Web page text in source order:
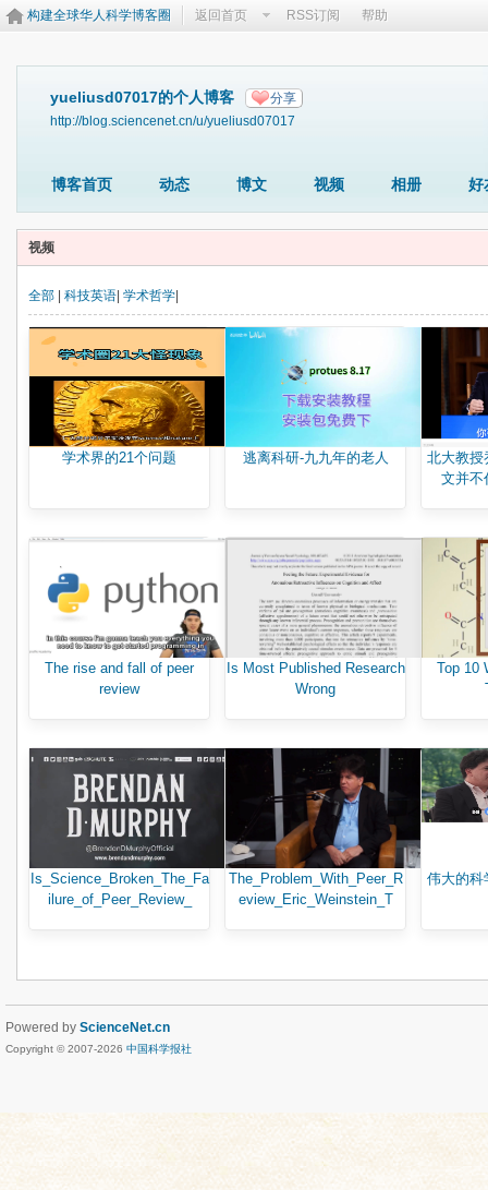
构建全球华人科学博客圈 返回首页 RSS订阅 帮助
yueliusd07017的个人博客 分享
http://blog.sciencenet.cn/u/yueliusd07017
博客首页 动态 博文 视频 相册 好
视频
全部 科技英语 学术哲学
学术界的21个问题 逃离科研-九九年的老人
北大教授
文并不
The rise and fall of peer
review
Is Most Published Research
Wrong
Top 10
Is_Science_Broken_The_Fa
ilure_of_Peer_Review_
The_Problem_With_Peer_R
eview_Eric_Weinstein_T
伟大的科
Powered by ScienceNet.cn
Copyright © 2007-2026 中国科学报社